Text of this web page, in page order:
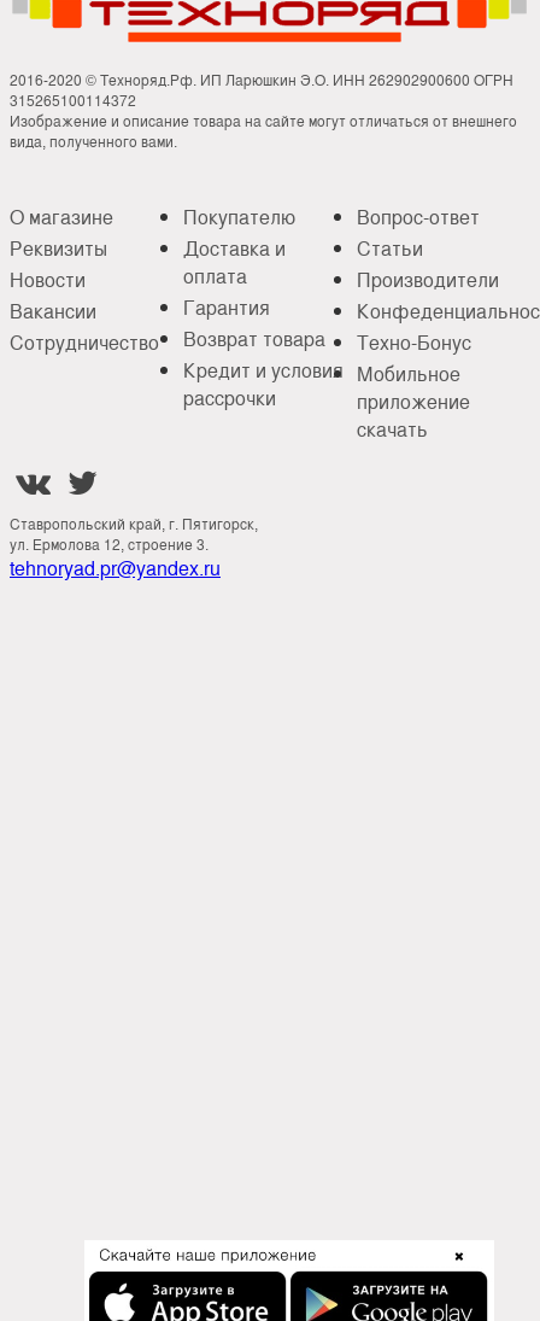
2016-2020 © Техноряд.Рф. ИП Ларюшкин Э.О. ИНН 262902900600 ОГРН
315265100114372
Изображение и описание товара на сайте могут отличаться от внешнего
вида, полученного вами.
О магазине
Реквизиты
Новости
Вакансии
Сотрудничество
Покупателю
Доставка и
оплата
Гарантия
Возврат товара
Кредит и условия
рассрочки
Вопрос-ответ
Статьи
Производители
Техно-Бонус
Мобильное
приложение
скачать
 
Ставропольский край, г. Пятигорск,
ул. Ермолова 12, строение 3.
tehnoryad.pr@yandex.ru